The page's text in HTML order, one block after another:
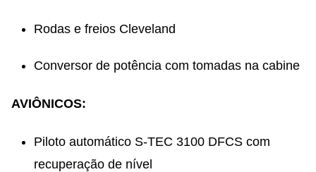
Rodas e freios Cleveland
Conversor de potência com tomadas na cabine
AVIÔNICOS:
Piloto automático S-TEC 3100 DFCS com
recuperação de nível